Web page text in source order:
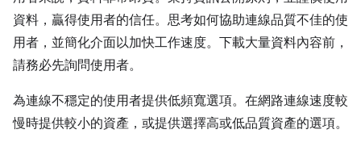
資料，贏得使用者的信任。思考如何協助連線品質不佳的使
用者，並簡化介面以加快工作速度。下載大量資料內容前，
請務必先詢問使用者。
為連線不穩定的使用者提供低頻寬選項。在網路連線速度較
慢時提供較小的資產，或提供選擇高或低品質資產的選項。